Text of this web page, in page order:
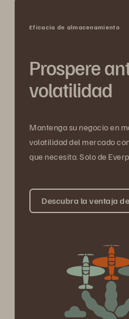
Eficacia de almacenamiento
Prospere
volatilidad
Mantenga su negocio en
volatilidad del mercado
que necesita. Solo de
Descubra la ventaja